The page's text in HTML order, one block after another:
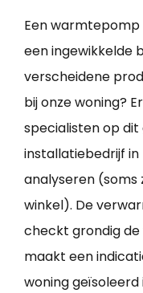
Een
een ingewikkelde
verscheidene
bij onze woning?
specialisten op
installatiebedrijf in
analyseren (soms
winkel). De
checkt grondig
maakt een
woning